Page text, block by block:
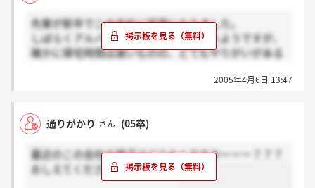
先輩が新卒でこの会社に採用になりました。
しばらくアルバイトとしても働いていたようですが、
確かに帰宅時間は遅いものの、とてもやりがいがある
2005年4月6日 13:47
通りがかり さん (05卒)
最近のこの会社の調子はどうなんですかーーー？？？
おしえてくださいーーー！！！